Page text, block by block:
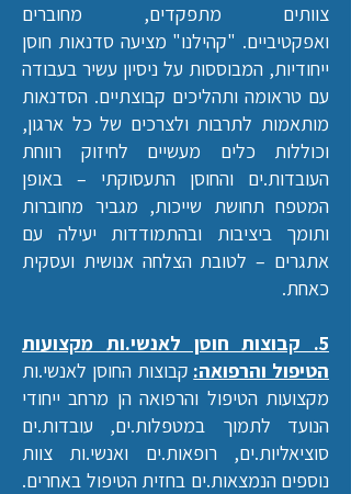
צוותים מתפקדים, מחוברים
ואפקטיביים. "קהילנו" מציעה סדנאות חוסן
ייחודיות, המבוססות על ניסיון עשיר בעבודה
עם טראומה ותהליכים קבוצתיים. הסדנאות
מותאמות לתרבות ולצרכים של כל ארגון,
וכוללות כלים מעשיים לחיזוק רווחת
העובדות.ים והחוסן התעסוקתי – באופן
המטפח תחושת שייכות, מגביר מחוברות
ותומך ביציבות ובהתמודדות יעילה עם
אתגרים – לטובת הצלחה אנושית ועסקית
כאחת.
5. קבוצות חוסן לאנשי.ות מקצועות
הטיפול והרפואה: קבוצות החוסן לאנשי.ות
מקצועות הטיפול והרפואה הן מרחב ייחודי
הנועד לתמוך במטפלות.ים, עובדות.ים
סוציאליות.ים, רופאות.ים ואנשי.ות צוות
נוספים הנמצאות.ים בחזית הטיפול באחרים.